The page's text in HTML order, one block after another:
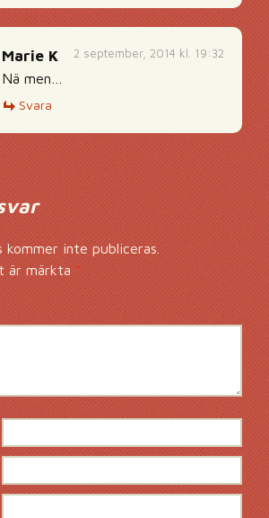
2 september, 2014 kl. 19:32
Marie K
Nä men…
Svara
kommer inte publiceras.
är märkta *